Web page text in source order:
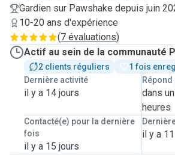
Gardien sur Pawshake depuis juin
10-20 ans d'expérience
(7 évaluations)
Actif au sein de la communauté
2 clients réguliers
1 fois
Dernière activité
il y a 14 jours
dans
heures
Contacté(e) pour la dernière
fois
il y a 15 jours
il y a